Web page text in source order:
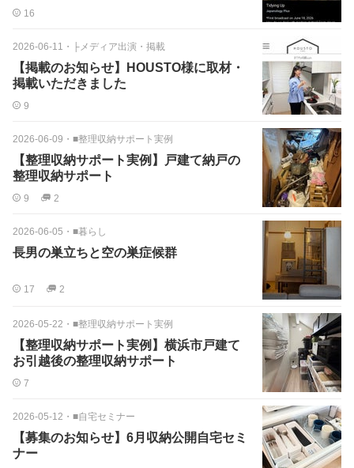
16
2026-06-11 ・ ├メディア出演・掲載
【掲載のお知らせ】HOUSTO様に取材・
掲載いただきました
9
2026-06-09 ・ ■整理収納サポート実例
【整理収納サポート実例】戸建て納戸の
整理収納サポート
9 2
2026-06-05 ・ ■暮らし
長男の巣立ちと空の巣症候群
17 2
2026-05-22 ・ ■整理収納サポート実例
【整理収納サポート実例】横浜市戸建て
お引越後の整理収納サポート
7
2026-05-12 ・ ■自宅セミナー
【募集のお知らせ】6月収納公開自宅セミ
ナー